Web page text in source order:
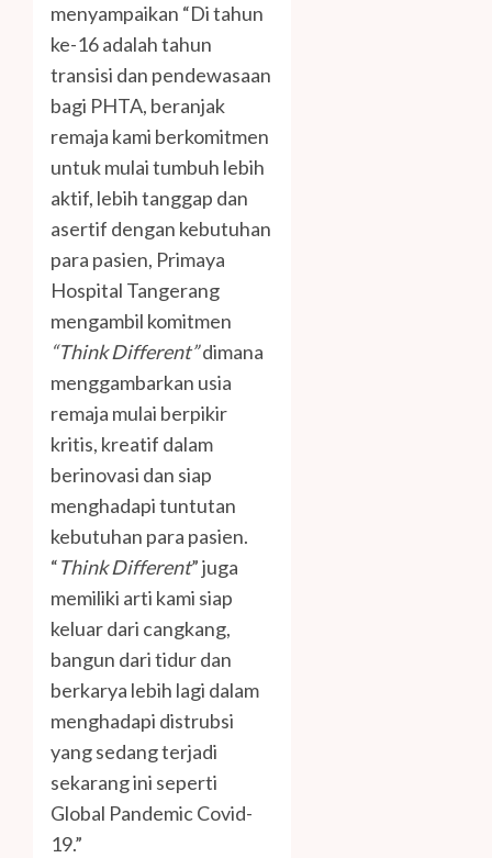
menyampaikan “Di tahun
ke-16 adalah tahun
transisi dan pendewasaan
bagi PHTA, beranjak
remaja kami berkomitmen
untuk mulai tumbuh lebih
aktif, lebih tanggap dan
asertif dengan kebutuhan
para pasien, Primaya
Hospital Tangerang
mengambil komitmen
“Think Different”dimana
menggambarkan usia
remaja mulai berpikir
kritis, kreatif dalam
berinovasi dan siap
menghadapi tuntutan
kebutuhan para pasien.
“Think Different” juga
memiliki arti kami siap
keluar dari cangkang,
bangun dari tidur dan
berkarya lebih lagi dalam
menghadapi distrubsi
yang sedang terjadi
sekarang ini seperti
Global Pandemic Covid-
19.”